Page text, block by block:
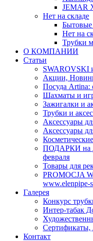
Нет на складе
Бытовые
Нет на
Трубки
О КОМПАНИИ
Статьи
SWAROVSKI
Акции,
Посуда Artina:
Шахматы и
Зажигалки и
Трубки и
Аксессуары
Аксессуары
ПОДАРКИ на
февраля
Товары для
PROMOCJA
www.elenpipe-
Галерея
Конкурс
Интер-табак
Контакт